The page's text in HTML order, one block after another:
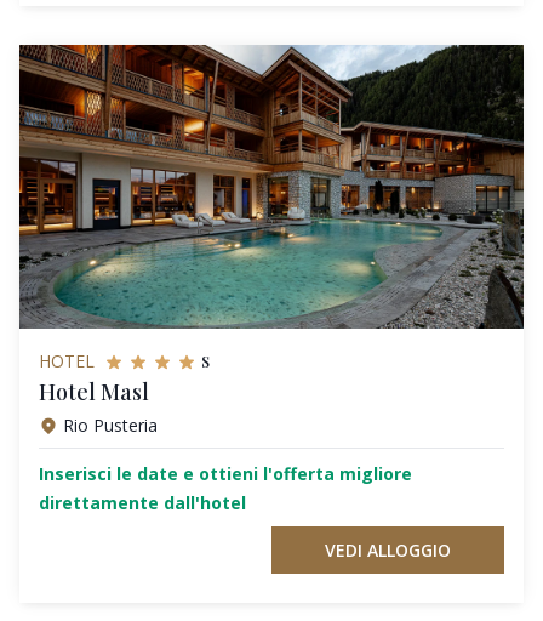
HOTEL s
Hotel Masl
Rio Pusteria
Inserisci le date e ottieni l'offerta migliore
direttamente dall'hotel
VEDI ALLOGGIO